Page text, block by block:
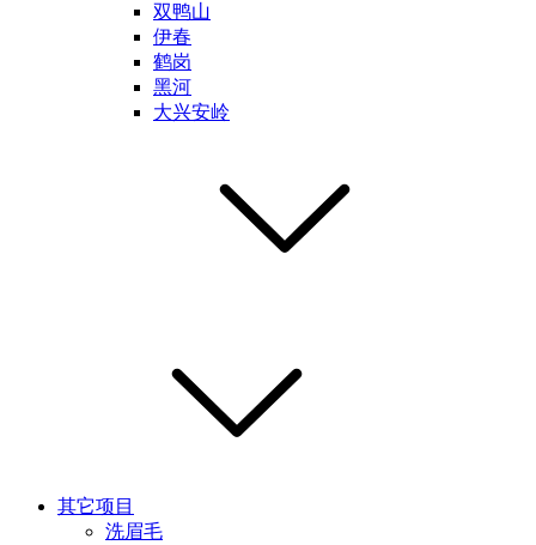
双鸭山
伊春
鹤岗
黑河
大兴安岭
其它项目
洗眉毛